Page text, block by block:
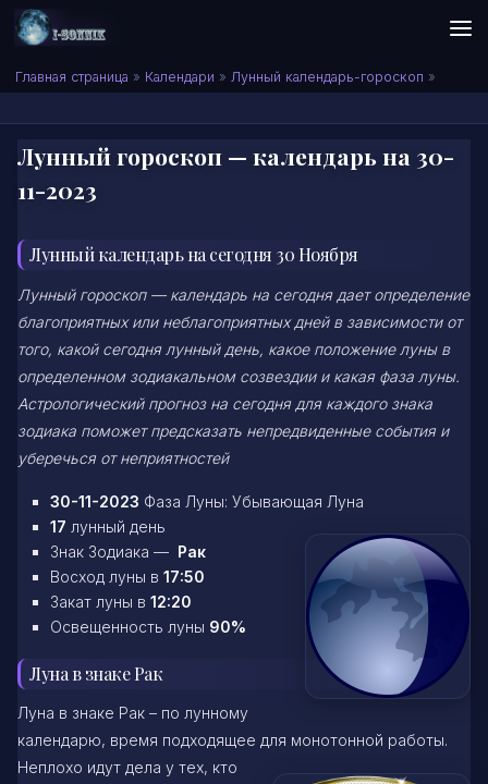
Skip to content
Сонник I-SONNIK.COM
Главная страница » Календари » Лунный календарь-гороскоп »
Лунный гороскоп — календарь на 30-
11-2023
Лунный календарь на сегодня 30 Ноября
Лунный гороскоп — календарь на сегодня дает определение
благоприятных или неблагоприятных дней в зависимости от
того, какой сегодня лунный день, какое положение луны в
определенном зодиакальном созвездии и какая фаза луны.
Астрологический прогноз на сегодня для каждого знака
зодиака поможет предсказать непредвиденные события и
уберечься от неприятностей
30-11-2023 Фаза Луны: Убывающая Луна
17 лунный день
Знак Зодиака — Рак
Восход луны в 17:50
Закат луны в 12:20
Освещенность луны 90%
Луна в знаке Рак
Луна в знаке Рак – по лунному
календарю, время подходящее для монотонной работы.
Неплохо идут дела у тех, кто